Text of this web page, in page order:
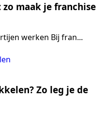
maak je franchise
werken Bij fran...
Zo leg je de